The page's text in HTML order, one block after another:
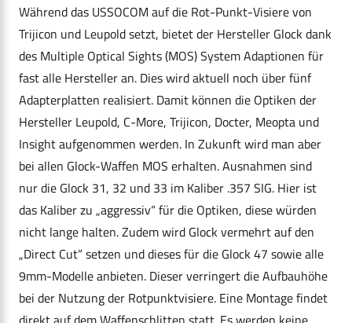
Während das USSOCOM auf die Rot-Punkt-Visiere von
Trijicon und Leupold setzt, bietet der Hersteller Glock dank
des Multiple Optical Sights (MOS) System Adaptionen für
fast alle Hersteller an. Dies wird aktuell noch über fünf
Adapterplatten realisiert. Damit können die Optiken der
Hersteller Leupold, C-More, Trijicon, Docter, Meopta und
Insight aufgenommen werden. In Zukunft wird man aber
bei allen Glock-Waffen MOS erhalten. Ausnahmen sind
nur die Glock 31, 32 und 33 im Kaliber .357 SIG. Hier ist
das Kaliber zu „aggressiv“ für die Optiken, diese würden
nicht lange halten. Zudem wird Glock vermehrt auf den
„Direct Cut“ setzen und dieses für die Glock 47 sowie alle
9mm-Modelle anbieten. Dieser verringert die Aufbauhöhe
bei der Nutzung der Rotpunktvisiere. Eine Montage findet